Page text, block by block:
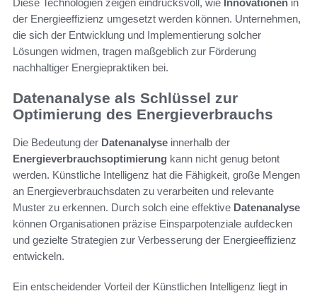
der Energieeffizienz umgesetzt werden können. Unternehmen,
die sich der Entwicklung und Implementierung solcher
Lösungen widmen, tragen maßgeblich zur Förderung
nachhaltiger Energiepraktiken bei.
Datenanalyse als Schlüssel zur
Optimierung des Energieverbrauchs
Die Bedeutung der Datenanalyse innerhalb der
Energieverbrauchsoptimierung kann nicht genug betont
werden. Künstliche Intelligenz hat die Fähigkeit, große Mengen
an Energieverbrauchsdaten zu verarbeiten und relevante
Muster zu erkennen. Durch solch eine effektive Datenanalyse
können Organisationen präzise Einsparpotenziale aufdecken
und gezielte Strategien zur Verbesserung der Energieeffizienz
entwickeln.
Ein entscheidender Vorteil der Künstlichen Intelligenz liegt in